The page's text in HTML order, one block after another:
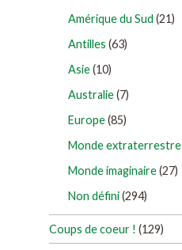
Amérique du Sud (21)
Antilles (63)
Asie(10)
Australie(7)
Europe(85)
Monde extraterrestre
Monde imaginaire(27)
Non défini(294)
Coups de coeur ! (129)